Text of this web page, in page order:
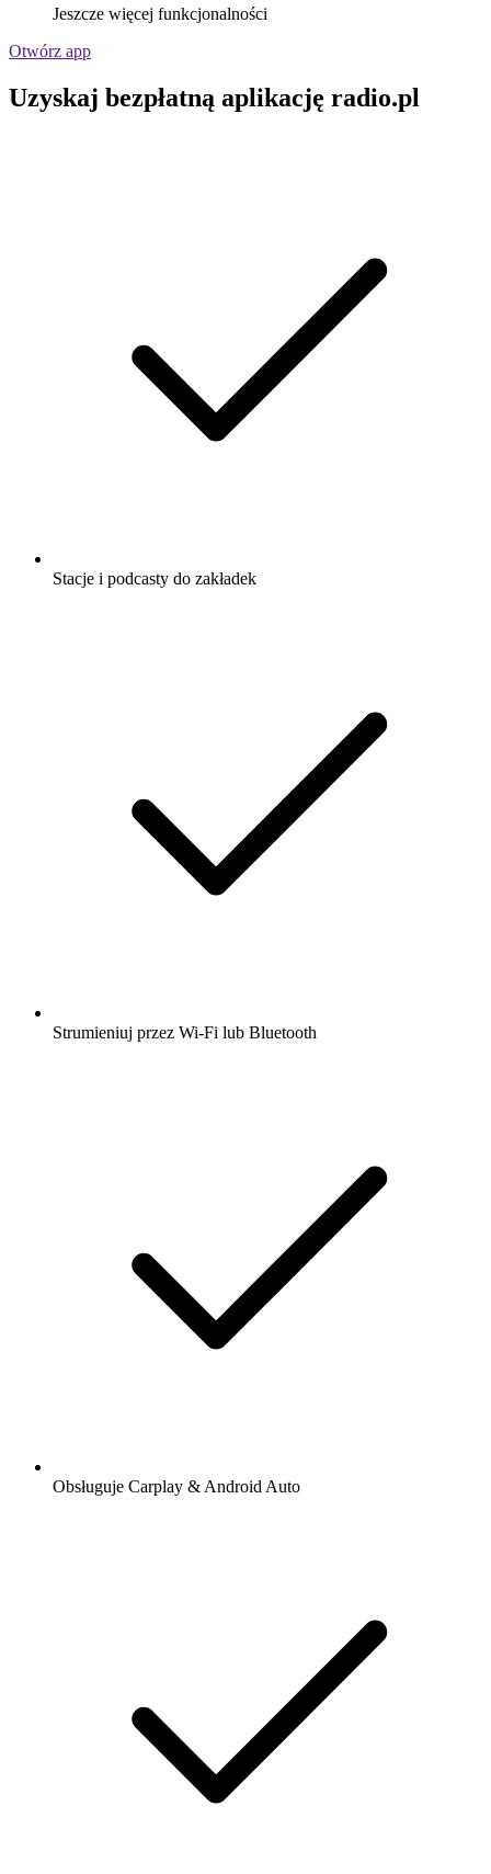
Jeszcze więcej funkcjonalności
Otwórz app
Uzyskaj bezpłatną aplikację radio.pl
Stacje i podcasty do zakładek
Strumieniuj przez Wi-Fi lub Bluetooth
Obsługuje Carplay & Android Auto